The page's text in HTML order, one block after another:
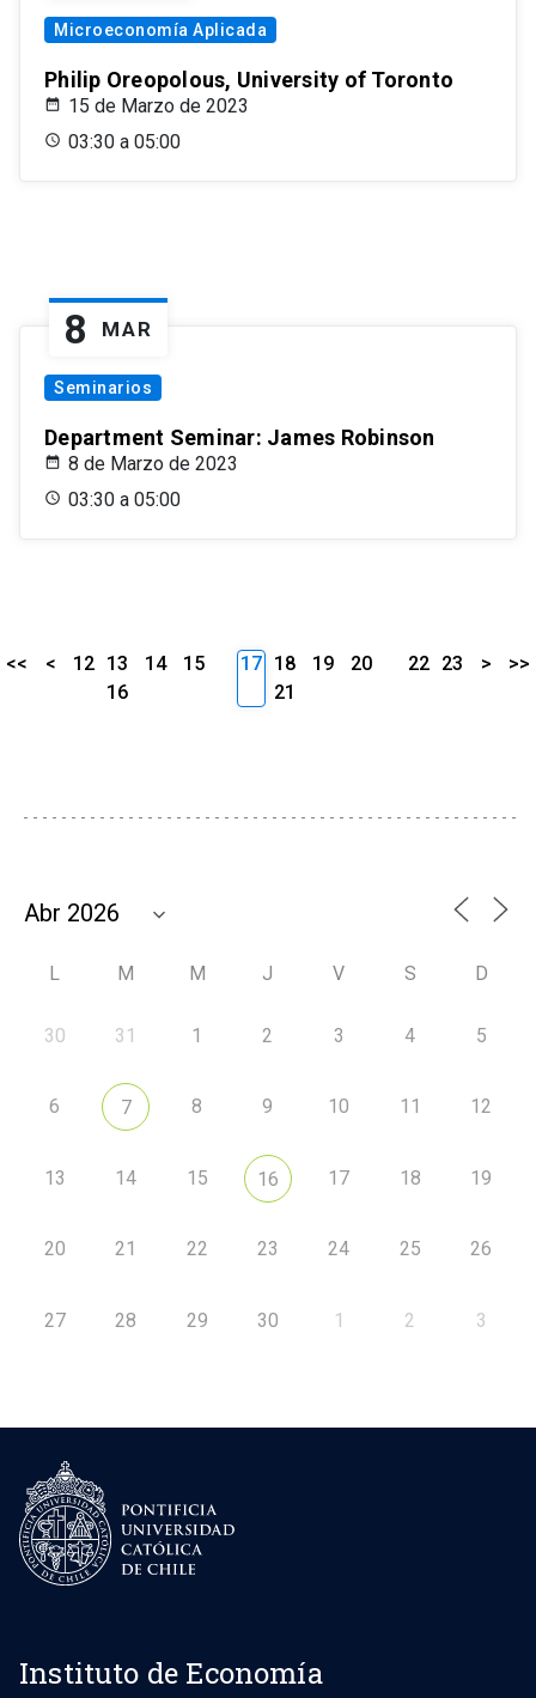
Microeconomía Aplicada
Philip Oreopolous, University of Toronto
15 de Marzo de 2023
03:30 a 05:00
8 MAR
Seminarios
Department Seminar: James Robinson
8 de Marzo de 2023
03:30 a 05:00
<< < 12 13 14
15
16
17 18 19
20
21
22 23 > >>
L M M J V S D
30 31 1 2 3 4 5
6 7 8 9 10 11 12
13 14 15 16 17 18 19
20 21 22 23 24 25 26
27 28 29 30 1 2 3
Instituto de Economía